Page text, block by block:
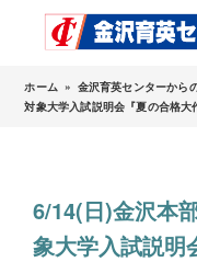
ホーム » 金沢育英センターから
対象大学入試説明会『夏の合格大
6/14(日)金沢本
象大学入試説明